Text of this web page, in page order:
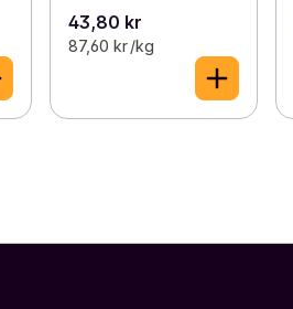
43,80 kr
87,60 kr /kg